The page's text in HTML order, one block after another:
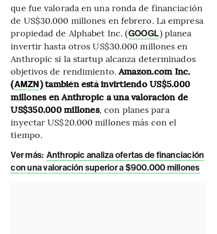
que fue valorada en una ronda de financiación
de US$30.000 millones en febrero. La empresa
propiedad de Alphabet Inc. (GOOGL) planea
invertir hasta otros US$30.000 millones en
Anthropic si la startup alcanza determinados
objetivos de rendimiento.Amazon.com Inc.
(AMZN) también está invirtiendo US$5.000
millones en Anthropic a una valoración de
US$350.000 millones, con planes para
inyectar US$20.000 millones más con el
tiempo.
Ver más: Anthropic analiza ofertas de financiación
con una valoración superior a $900.000 millones